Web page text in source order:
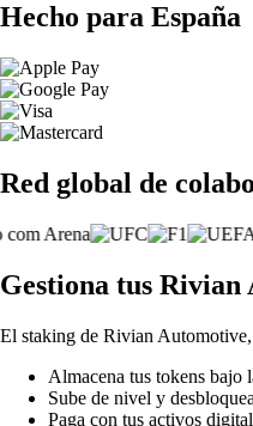
Hecho para España
Red global de
Gestiona tus Rivian
El staking de Rivian Automotive,
Almacena tus tokens bajo
Sube de nivel y
Paga con tus activos